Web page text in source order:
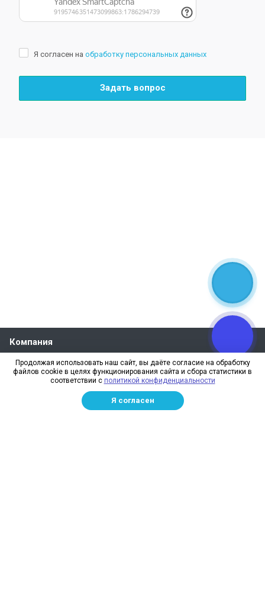
Я согласен на обработку персональных данных
Задать вопрос
Компания
Каталог
Полезная информация
Продолжая использовать наш сайт, вы даёте согласие на обработку
файлов cookie в целях функционирования сайта и сбора статистики в
соответствии с политикой конфиденциальности
Я согласен